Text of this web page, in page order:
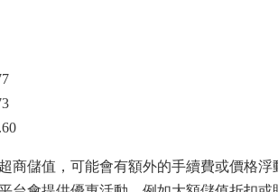
商儲值，可能會有額外的手續費或價格